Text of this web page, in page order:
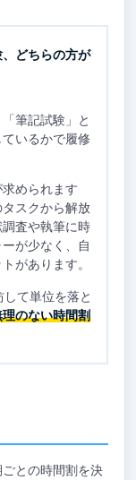
どちらの方が
筆記試験」と
いるかで履修
められます
スクから解放
査や執筆に時
が少なく、自
があります。
て単位を落と
のない時間割
との時間割を決